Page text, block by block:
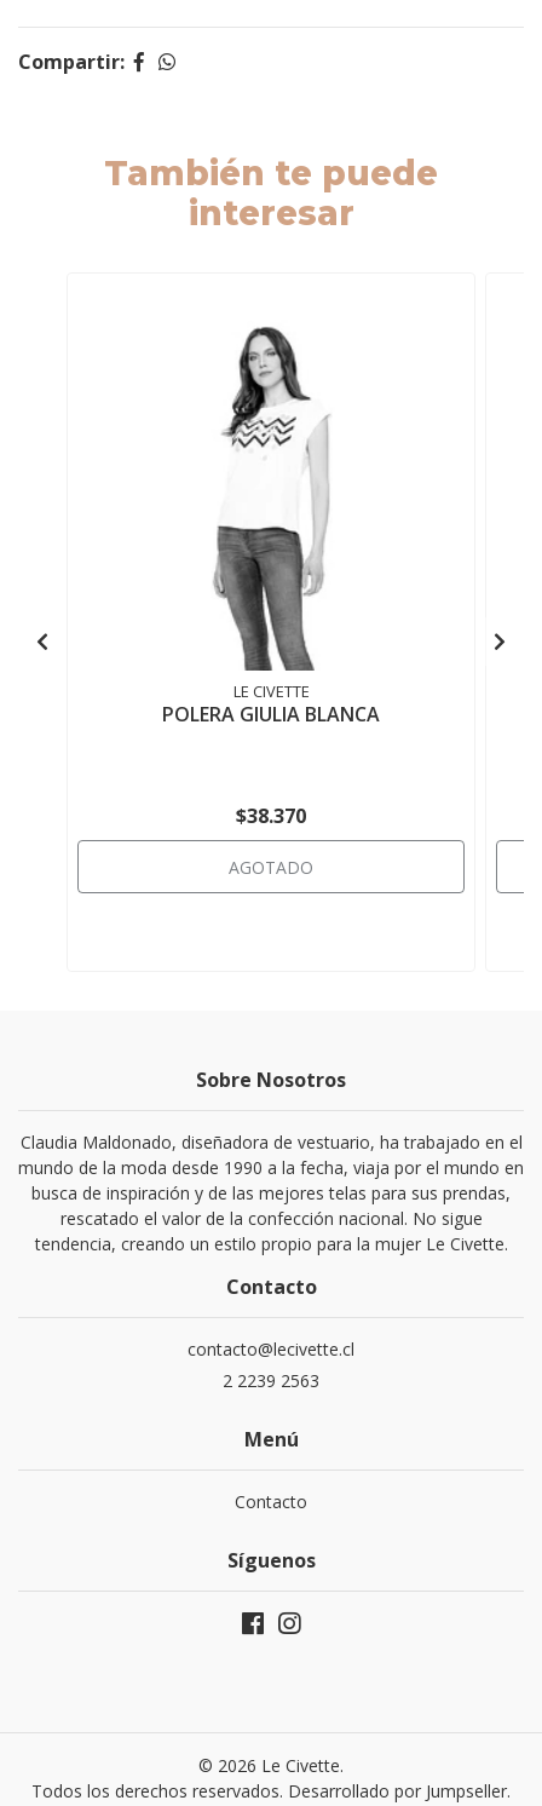
Compartir:
También te puede
interesar
LE CIVETTE
POLERA GIULIA BLANCA
$38.370
AGOTADO
Sobre Nosotros
Claudia Maldonado, diseñadora de vestuario, ha trabajado en el
mundo de la moda desde 1990 a la fecha, viaja por el mundo en
busca de inspiración y de las mejores telas para sus prendas,
rescatado el valor de la confección nacional. No sigue
tendencia, creando un estilo propio para la mujer Le Civette.
Contacto
contacto@lecivette.cl
2 2239 2563
Menú
Contacto
Síguenos
© 2026 Le Civette.
Todos los derechos reservados. Desarrollado por Jumpseller.